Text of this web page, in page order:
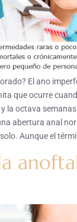
El ano
que ocurre
la octava
abertura anal
Aunque el